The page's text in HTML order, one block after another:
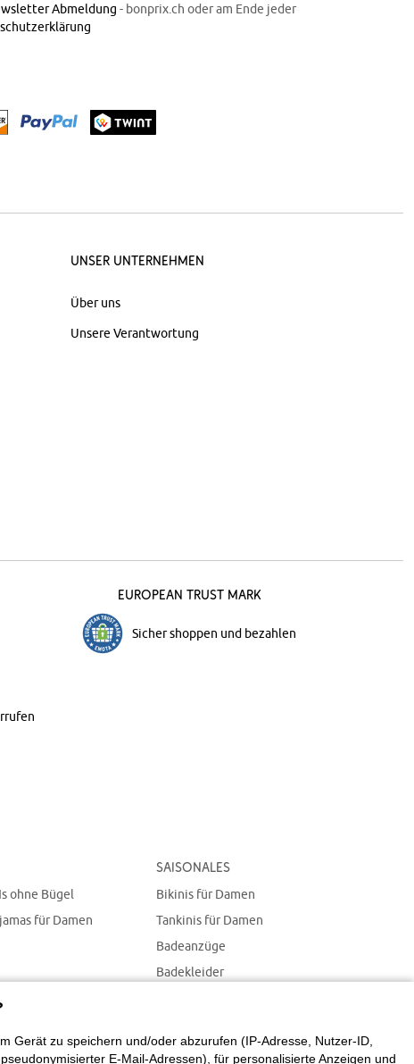
Abmeldung - bonprix.ch oder am Ende jeder
Unser Unternehmen
Über uns
Unsere Verantwortung
European Trust Mark
Sicher shoppen und bezahlen
Saisonales
ohne Bügel
für Damen
Bikinis für Damen
Tankinis für Damen
Badeanzüge
Badekleider
Gerät zu speichern und/oder abzurufen (IP-Adresse, Nutzer-ID,
E-Mail-Adressen), für personalisierte Anzeigen und